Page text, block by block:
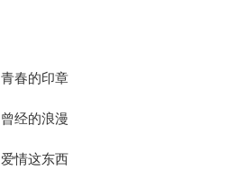
青春的印章
曾经的浪漫
爱情这东西